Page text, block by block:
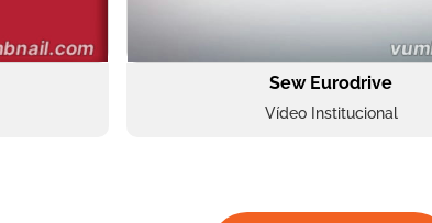
Sew Eurodrive
Vídeo Institucional